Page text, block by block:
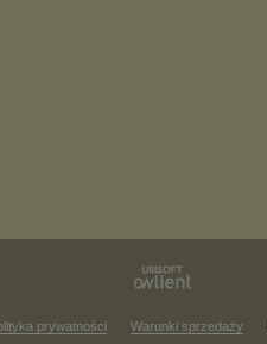
prywatności Warunki sprzedaży